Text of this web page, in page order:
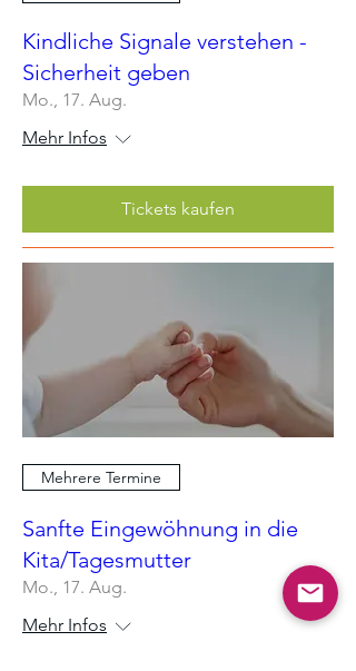
Kindliche Signale verstehen -
Sicherheit geben
Mo., 17. Aug.
Mehr Infos
Tickets kaufen
Mehrere Termine
Sanfte Eingewöhnung in die
Kita/Tagesmutter
Mo., 17. Aug.
Mehr Infos